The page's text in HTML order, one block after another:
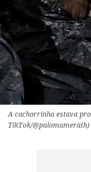
A cachorrinha estava
TikTok/@palomamerath)